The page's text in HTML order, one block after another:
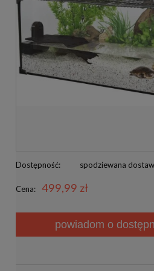
Dostępność: spodziewana
Cena: 499,99 zł
powiadom o